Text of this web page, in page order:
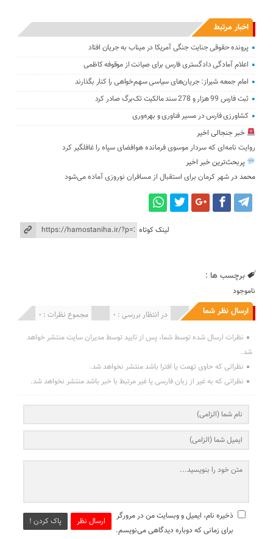
اخبار مرتبط
پرونده حقوقی جنایت جنگی آمریکا در میناب به جریان افتاد
اعلام آمادگی دادگستری فارس برای صیانت از موقوفه کاظمی
امام جمعه شیراز: جریان‌های سیاسی سهم‌خواهی را کنار بگذارند
ثبت فارس 99 هزار و 278 سند مالکیت تک‌برگ صادر کرد
کشاورزی فارس در مسیر فناوری و بهره‌وری
خبر جنجالی اخیر
روایت نامه‌ای که سردار موسوی فرمانده هوافضای سپاه را غافلگیر کرد
پربحث‌ترین خبر اخیر
محمد درشهر کرمان برای استقبال از مسافران نوروزی آماده می‌شود
لینک کوتاه
برچسب ها :
ناموجود
ارسال نظر شما مجموع نظرات : 0 در انتظار بررسی : 0 انتشار یافته : 0
نظرات ارسال شده توسط شما، پس از تایید توسط مدیران سایت منتشر خواهد
شد.
نظراتی که حاوی تهمت یا افترا باشد منتشر نخواهد شد.
نظراتی که به غیر از زبان فارسی یا غیر مرتبط با خبر باشد منتشر نخواهد شد.
ارسال نظر پاک کردن !
ذخیره نام، ایمیل و وبسایت من در مرورگر
برای زمانی که دوباره دیدگاهی می‌نویسم.